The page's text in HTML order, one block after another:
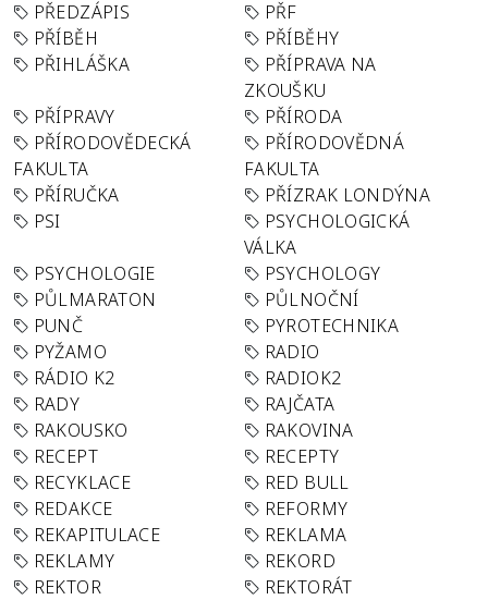
PŘEDZÁPIS
PŘF
PŘÍBĚH
PŘÍBĚHY
PŘIHLÁŠKA
PŘÍPRAVA NA
ZKOUŠKU
PŘÍPRAVY
PŘÍRODA
PŘÍRODOVĚDECKÁ
FAKULTA
PŘÍRODOVĚDNÁ
FAKULTA
PŘÍRUČKA
PŘÍZRAK LONDÝNA
PSI
PSYCHOLOGICKÁ
VÁLKA
PSYCHOLOGIE
PSYCHOLOGY
PŮLMARATON
PŮLNOČNÍ
PUNČ
PYROTECHNIKA
PYŽAMO
RADIO
RÁDIO K2
RADIOK2
RADY
RAJČATA
RAKOUSKO
RAKOVINA
RECEPT
RECEPTY
RECYKLACE
RED BULL
REDAKCE
REFORMY
REKAPITULACE
REKLAMA
REKLAMY
REKORD
REKTOR
REKTORÁT